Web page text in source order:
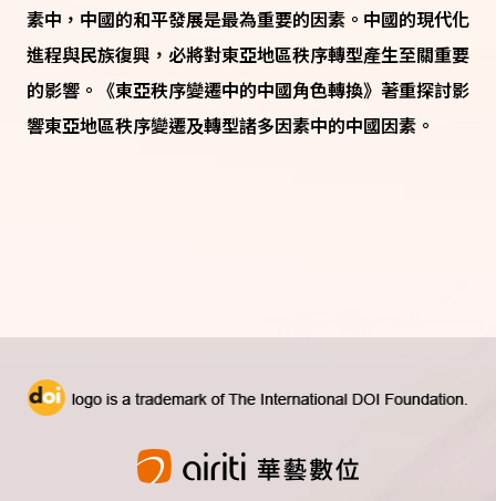
素中，中國的和平發展是最為重要的因素。中國的現代化
進程與民族復興，必將對東亞地區秩序轉型產生至關重要
的影響。《東亞秩序變遷中的中國角色轉換》著重探討影
響東亞地區秩序變遷及轉型諸多因素中的中國因素。